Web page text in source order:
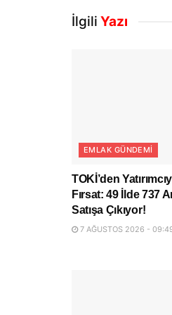
İlgili Yazı
EMLAK GÜNDEMI
TOKİ’den
Fırsat: 49 İlde 737
Satışa Çıkıyor!
7 AĞUSTOS 2026 -